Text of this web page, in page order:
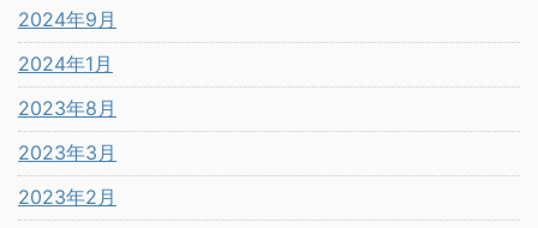
2024年9月
2024年1月
2023年8月
2023年3月
2023年2月